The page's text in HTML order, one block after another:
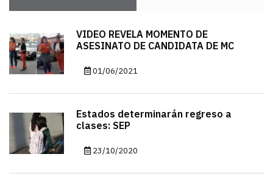
VIDEO REVELA MOMENTO DE
ASESINATO DE CANDIDATA DE MC
01/06/2021
Estados determinarán regreso a
clases: SEP
23/10/2020